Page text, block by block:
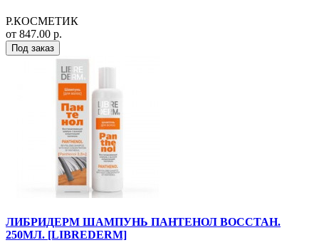
Р.КОСМЕТИК
от 847.00 р.
Под заказ
ЛИБРИДЕРМ ШАМПУНЬ ПАНТЕНОЛ ВОССТАН.
250МЛ. [LIBREDERM]